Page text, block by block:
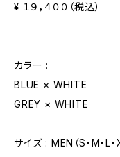
¥ １９，４００（税込）
カラー :
BLUE × WHITE
GREY × WHITE
サイズ : MEN（S・M・L・